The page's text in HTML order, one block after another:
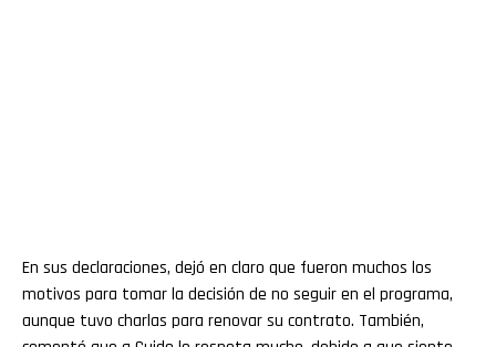
En sus declaraciones, dejó en claro que fueron muchos los
motivos para tomar la decisión de no seguir en el programa,
aunque tuvo charlas para renovar su contrato. También,